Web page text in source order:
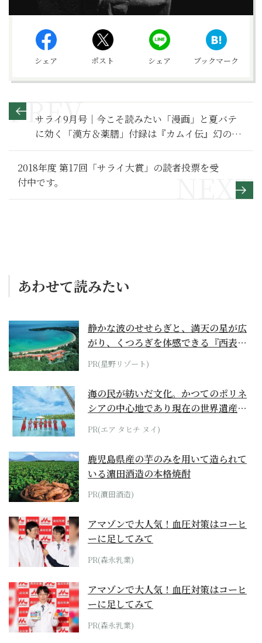
シェア ポスト シェア ブックマーク
サライ9月号｜今こそ読みたい「漫画」と夏バテ
に効く「漢方＆薬膳」付録は『カムイ伝』幻の名
品！
2018年度 第17回「サライ大賞」の読者投票を受
付中です。
あわせて読みたい
静かな波のせせらぎと、満天の星が広
がり、くつろぎを体感できる『西表島
ホテル by...
PR(星野リゾート)
海の民が紡いだ文化。かつてのポリネ
シアの中心地であり現在の世界遺産か
らみえてくる...
PR(エア タヒチ ヌイ)
鹿児島県産の芋のみを用いて造られて
いる濵田酒造の本格焼酎
PR(濵田酒造)
アマゾンで大人気！血圧対策はコーヒ
ーに足してみて
PR(森永乳業)
アマゾンで大人気！血圧対策はコーヒ
ーに足してみて
PR(森永乳業)